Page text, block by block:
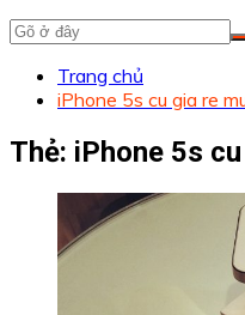
Trang chủ
iPhone 5s cu gia re
Thẻ: iPhone 5s